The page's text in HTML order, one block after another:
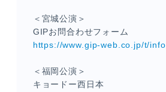
＜宮城公演＞
GIPお問合わせフォーム
https://www.gip-web.co.jp/t/info
＜福岡公演＞
キョードー西日本